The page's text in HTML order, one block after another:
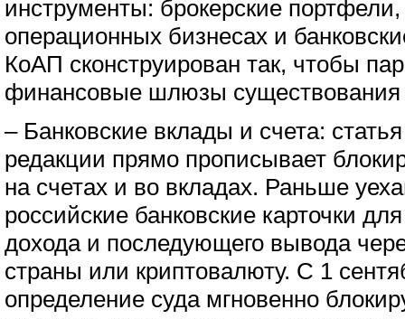
инструменты: брокерские
операционных бизнесах и
КоАП сконструирован так, чтобы
финансовые шлюзы существования
– Банковские вклады и счета:
редакции прямо прописывает
на счетах и во вкладах. Раньше
российские банковские карточки
дохода и последующего вывода
страны или криптовалюту. С 1
определение суда мгновенно